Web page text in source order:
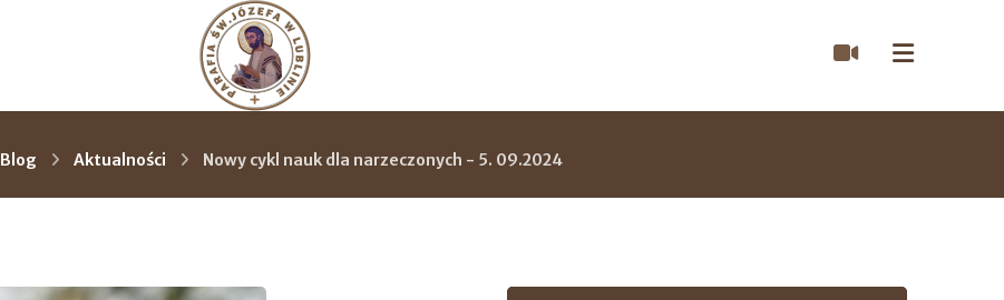
Blog Aktualności Nowy cykl nauk dla narzeczonych - 5. 09.2024